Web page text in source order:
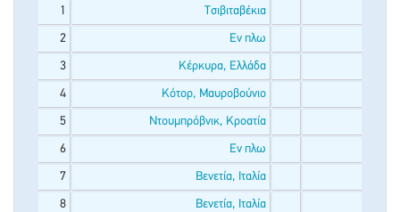
1 Τσιβιταβέκια
2 Εν πλω
3 Κέρκυρα, Ελλάδα
4 Κότορ, Μαυροβούνιο
5 Ντουμπρόβνικ, Κροατία
6 Εν πλω
7 Βενετία, Ιταλία
8 Βενετία, Ιταλία